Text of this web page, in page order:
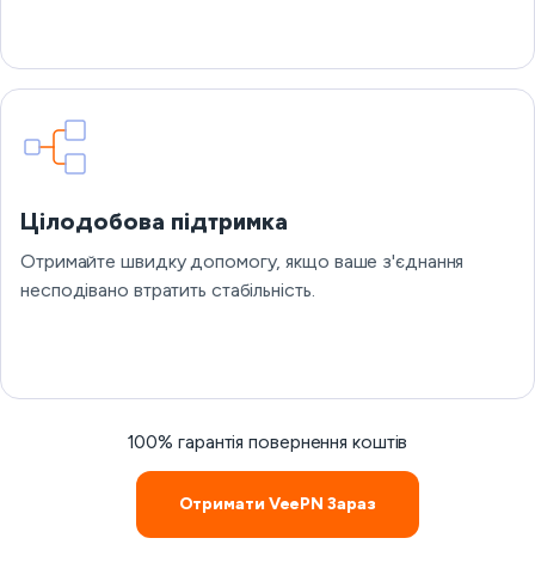
Цілодобова підтримка
Отримайте швидку допомогу, якщо ваше з'єднання
несподівано втратить стабільність.
100% гарантія повернення коштів
Отримати VeePN Зараз